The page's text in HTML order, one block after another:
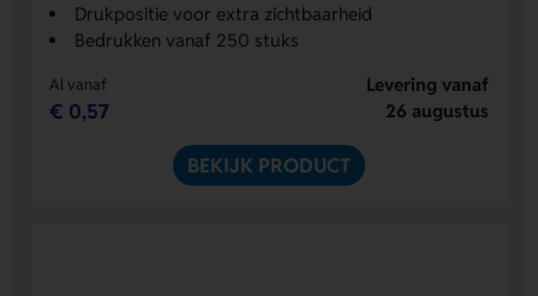
Drukpositie voor extra zichtbaarheid
Bedrukken vanaf 250 stuks
Al vanaf
€ 0,57
Levering vanaf
26 augustus
BEKIJK PRODUCT